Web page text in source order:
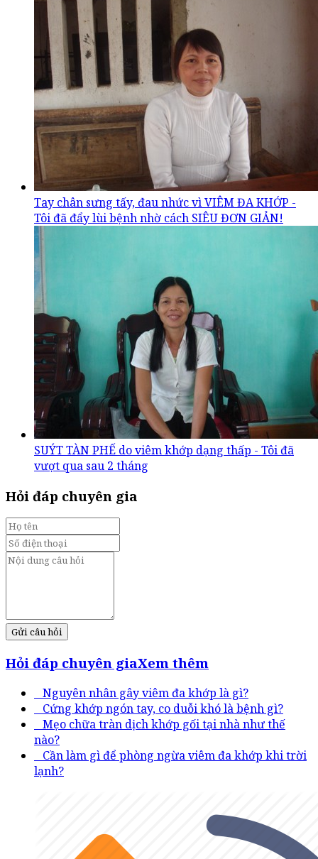
Tay chân sưng tấy, đau nhức vì VIÊM ĐA KHỚP -
Tôi đã đẩy lùi bệnh nhờ cách SIÊU ĐƠN GIẢN!
SUÝT TÀN PHẾ do viêm khớp dạng thấp - Tôi đã
vượt qua sau 2 tháng
Hỏi đáp chuyên gia
Gửi câu hỏi
Hỏi đáp chuyên giaXem thêm
Nguyên nhân gây viêm đa khớp là gì?
Cứng khớp ngón tay, co duỗi khó là bệnh gì?
Mẹo chữa tràn dịch khớp gối tại nhà như thế
nào?
Cần làm gì để phòng ngừa viêm đa khớp khi trời
lạnh?